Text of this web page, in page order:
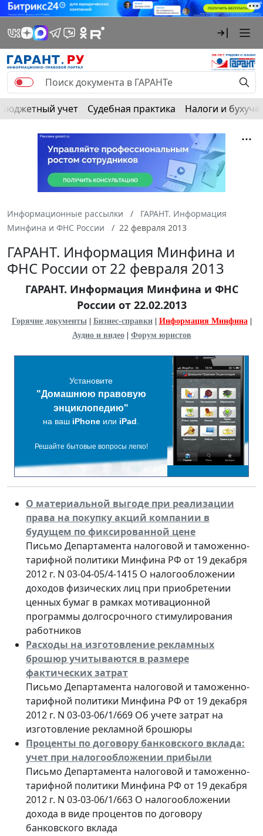
Бюджетный учет Судебная практика Налоги и
Информационные рассылки
ГАРАНТ. Информация
Минфина и ФНС России
22 февраля 2013
ГАРАНТ. Информация Минфина и
ФНС России от 22 февраля 2013
ГАРАНТ. Информация Минфина и ФНС
России от 22.02.2013
Горячие документы| Бизнес-справки| Информация Минфина|
Аудио и видео| Форум юристов
Установите
"Домашнюю правовую
энциклопедию"
на ваш iPhone или iPad
Решайте бытовые вопросы легко!
О материальной выгоде при реализации
права на покупку акций компании в
будущем по фиксированной цене
Письмо Департамента налоговой и таможенно-
тарифной политики Минфина РФ от 19 декабря
2012 г. N 03-04-05/4-1415 О налогообложении
доходов физических лиц при приобретении
ценных бумаг в рамках мотивационной
программы долгосрочного стимулирования
работников
Расходы на изготовление рекламных
брошюр учитываются в размере
фактических затрат
Письмо Департамента налоговой и таможенно-
тарифной политики Минфина РФ от 19 декабря
2012 г. N 03-03-06/1/669 Об учете затрат на
изготовление рекламной брошюры
Проценты по договору банковского вклада:
учет при налогообложении прибыли
Письмо Департамента налоговой и таможенно-
тарифной политики Минфина РФ от 19 декабря
2012 г. N 03-03-06/1/663 О налогообложении
дохода в виде процентов по договору
банковского вклада